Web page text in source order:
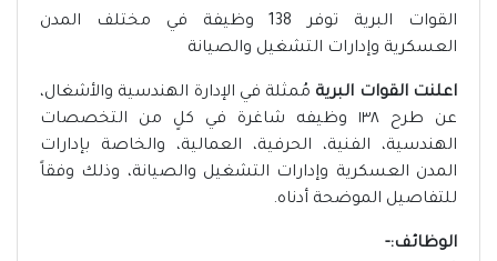
القوات البرية توفر 138 وظيفة في مختلف المدن
العسكرية وإدارات التشغيل والصيانة
اعلنت القوات البرية مُمثلة في الإدارة الهندسية والأشغال،
عن طرح ١٣٨ وظيفه شاغرة في كلٍ من التخصصات
الهندسية، الفنية، الحرفية، العمالية، والخاصة بإدارات
المدن العسكرية وإدارات التشغيل والصيانة، وذلك وفقاً
للتفاصيل الموضحة أدناه.
الوظائف:-